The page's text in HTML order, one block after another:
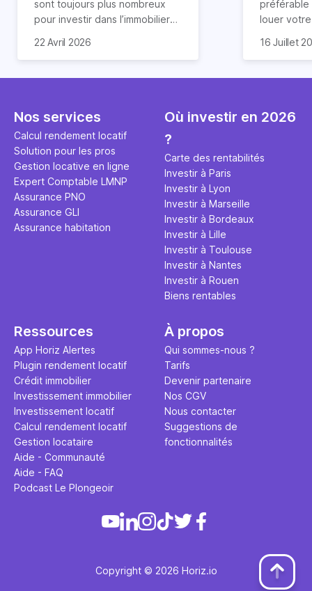
sont toujours plus nombreux
pour investir dans l’immobilier
nombreux avantages à choisir
expliquons tout dans cet
22 Avril 2026
préférable
louer
expert en
règle
ce secret
l'argent
principale
études et
16 Juillet
Nos services
Calcul rendement locatif
Solution pour les pros
Gestion locative en ligne
Expert Comptable LMNP
Assurance PNO
Assurance GLI
Assurance habitation
Où investir en 2026
?
Carte des rentabilités
Investir à Paris
Investir à Lyon
Investir à Marseille
Investir à Bordeaux
Investir à Lille
Investir à Toulouse
Investir à Nantes
Investir à Rouen
Biens rentables
Ressources
App Horiz Alertes
Plugin rendement locatif
Crédit immobilier
Investissement immobilier
Investissement locatif
Calcul rendement locatif
Gestion locataire
Aide - Communauté
Aide - FAQ
Podcast Le Plongeoir
À propos
Qui sommes-nous ?
Tarifs
Devenir partenaire
Nos CGV
Nous contacter
Suggestions de
fonctionnalités
Copyright © 2026 Horiz.io